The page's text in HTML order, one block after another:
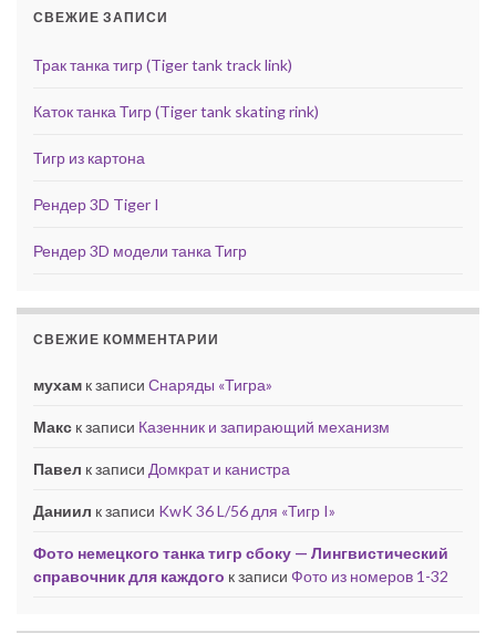
СВЕЖИЕ ЗАПИСИ
Трак танка тигр (Tiger tank track link)
Каток танка Тигр (Tiger tank skating rink)
Тигр из картона
Рендер 3D Tiger I
Рендер 3D модели танка Тигр
СВЕЖИЕ КОММЕНТАРИИ
мухам к записи Снаряды «Тигра»
Макс к записи Казенник и запирающий механизм
Павел к записи Домкрат и канистра
Даниил к записи KwK 36 L/56 для «Тигр I»
Фото немецкого танка тигр сбоку — Лингвистический
справочник для каждого к записи Фото из номеров 1-32